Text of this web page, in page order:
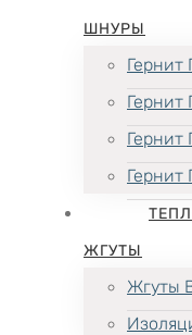
ШНУРЫ
ЖГУТЫ
Жгуты